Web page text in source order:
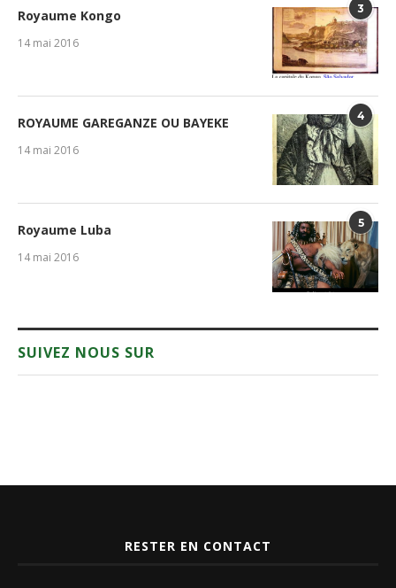
3
Royaume Kongo
14 mai 2016
4
ROYAUME GAREGANZE OU BAYEKE
14 mai 2016
5
Royaume Luba
14 mai 2016
SUIVEZ NOUS SUR
RESTER EN CONTACT